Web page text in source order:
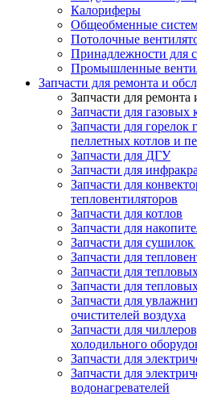
Калориферы
Общеобменные
Потолочные
Принадлежности для
Промышленные
Запчасти для ремонта и
Запчасти для
Запчасти для газовых
Запчасти для
пеллетных котлов и
Запчасти для ДГУ
Запчасти для
Запчасти для
тепловентиляторов
Запчасти для котлов
Запчасти для
Запчасти для сушилок
Запчасти для
Запчасти для
Запчасти для
Запчасти для
очистителей воздуха
Запчасти для
холодильного
Запчасти для
Запчасти для
водонагревателей